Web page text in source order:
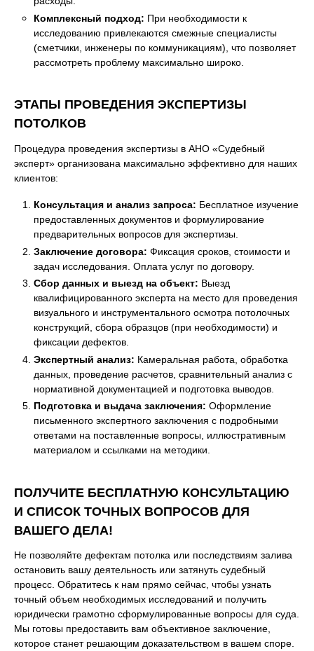
Комплексный подход: При необходимости к
исследованию привлекаются смежные специалисты
(сметчики, инженеры по коммуникациям), что позволяет
рассмотреть проблему максимально широко.
ЭТАПЫ ПРОВЕДЕНИЯ ЭКСПЕРТИЗЫ
ПОТОЛКОВ
Процедура проведения экспертизы в АНО «Судебный
эксперт» организована максимально эффективно для наших
клиентов:
Консультация и анализ запроса: Бесплатное изучение
предоставленных документов и формулирование
предварительных вопросов для экспертизы.
Заключение договора: Фиксация сроков, стоимости и
задач исследования. Оплата услуг по договору.
Сбор данных и выезд на объект: Выезд
квалифицированного эксперта на место для проведения
визуального и инструментального осмотра потолочных
конструкций, сбора образцов (при необходимости) и
фиксации дефектов.
Экспертный анализ: Камеральная работа, обработка
данных, проведение расчетов, сравнительный анализ с
нормативной документацией и подготовка выводов.
Подготовка и выдача заключения: Оформление
письменного экспертного заключения с подробными
ответами на поставленные вопросы, иллюстративным
материалом и ссылками на методики.
ПОЛУЧИТЕ БЕСПЛАТНУЮ КОНСУЛЬТАЦИЮ
И СПИСОК ТОЧНЫХ ВОПРОСОВ ДЛЯ
ВАШЕГО ДЕЛА!
Не позволяйте дефектам потолка или последствиям залива
остановить вашу деятельность или затянуть судебный
процесс. Обратитесь к нам прямо сейчас, чтобы узнать
точный объем необходимых исследований и получить
юридически грамотно сформулированные вопросы для суда.
Мы готовы предоставить вам объективное заключение,
которое станет решающим доказательством в вашем споре.